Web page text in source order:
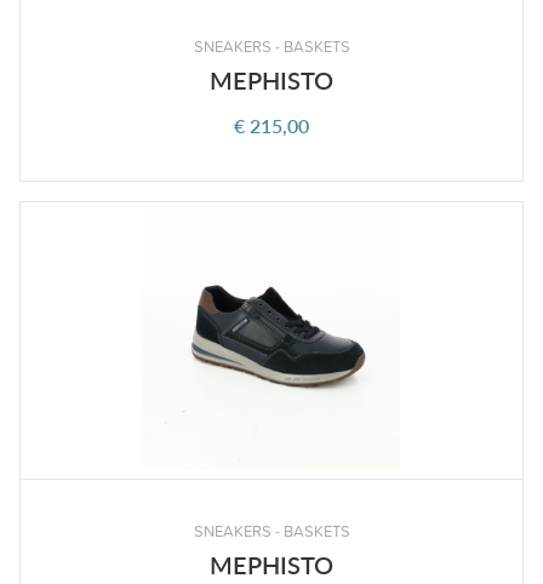
SNEAKERS - BASKETS
MEPHISTO
€ 215,00
SNEAKERS - BASKETS
MEPHISTO